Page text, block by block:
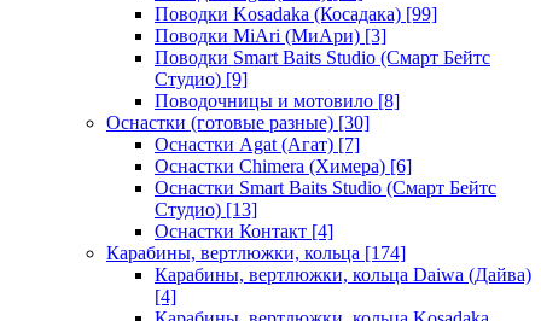
Поводки Kosadaka (Косадака) [99]
Поводки MiAri (МиАри) [3]
Поводки Smart Baits Studio (Смарт Бейтс
Студио) [9]
Поводочницы и мотовило [8]
Оснастки (готовые разные) [30]
Оснастки Agat (Агат) [7]
Оснастки Chimera (Химера) [6]
Оснастки Smart Baits Studio (Смарт Бейтс
Студио) [13]
Оснастки Контакт [4]
Карабины, вертлюжки, кольца [174]
Карабины, вертлюжки, кольца Daiwa (Дайва)
[4]